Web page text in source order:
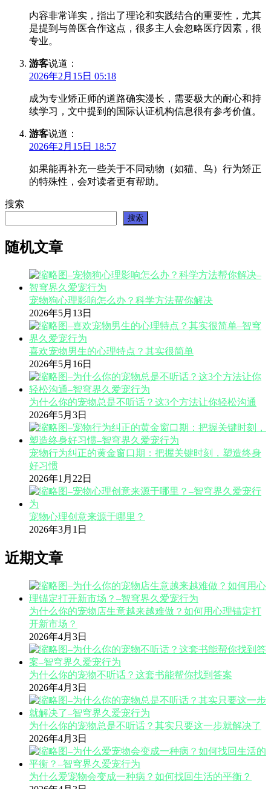
内容非常详实，指出了理论和实践结合的重要性，尤其
是提到与兽医合作这点，很多主人会忽略医疗因素，很
专业。
游客说道：
2026年2月15日 05:18
成为专业矫正师的道路确实漫长，需要极大的耐心和持
续学习，文中提到的国际认证机构信息很有参考价值。
游客说道：
2026年2月15日 18:57
如果能再补充一些关于不同动物（如猫、鸟）行为矫正
的特殊性，会对读者更有帮助。
搜索
搜索
随机文章
宠物狗心理影响怎么办？科学方法帮你解决
2026年5月13日
喜欢宠物男生的心理特点？其实很简单
2026年5月16日
为什么你的宠物总是不听话？这3个方法让你轻松沟通
2026年5月3日
宠物行为纠正的黄金窗口期：把握关键时刻，塑造终身
好习惯
2026年1月22日
宠物心理创意来源于哪里？
2026年3月1日
近期文章
为什么你的宠物店生意越来越难做？如何用心理锚定打
开新市场？
2026年4月3日
为什么你的宠物不听话？这套书能帮你找到答案
2026年4月3日
为什么你的宠物总是不听话？其实只要这一步就解决了
2026年4月3日
为什么爱宠物会变成一种病？如何找回生活的平衡？